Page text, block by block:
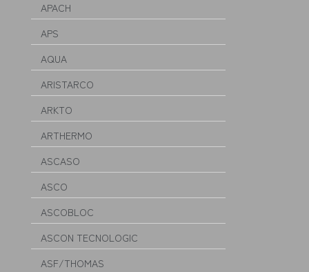
APACH
APS
AQUA
ARISTARCO
ARKTO
ARTHERMO
ASCASO
ASCO
ASCOBLOC
ASCON TECNOLOGIC
ASF/THOMAS